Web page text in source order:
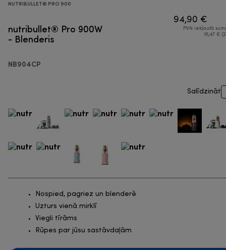
NUTRIBULLET® PRO 900
nutribullet® Pro 900W
- Blenderis
NB904CP
94,90 €
PVN iekļautā
16,47 €
Salīdzināt
Nospied, pagriez un blenderē
Uzturs vienā mirklī
Viegli tīrāms
Rūpes par jūsu sastāvdaļām